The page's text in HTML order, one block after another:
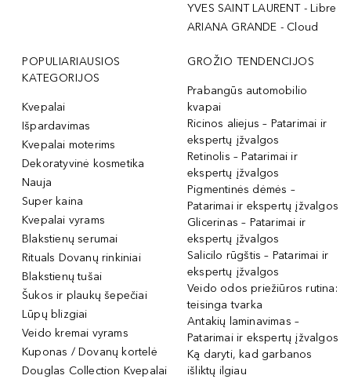
YVES SAINT LAURENT - Libre
ARIANA GRANDE - Cloud
POPULIARIAUSIOS
KATEGORIJOS
Kvepalai
Išpardavimas
Kvepalai moterims
Dekoratyvinė kosmetika
Nauja
Super kaina
Kvepalai vyrams
Blakstienų serumai
Rituals Dovanų rinkiniai
Blakstienų tušai
Šukos ir plaukų šepečiai
Lūpų blizgiai
Veido kremai vyrams
Kuponas / Dovanų kortelė
Douglas Collection Kvepalai
GROŽIO TENDENCIJOS
Prabangūs automobilio
kvapai
Ricinos aliejus – Patarimai ir
ekspertų įžvalgos
Retinolis – Patarimai ir
ekspertų įžvalgos
Pigmentinės dėmės –
Patarimai ir ekspertų įžvalgos
Glicerinas – Patarimai ir
ekspertų įžvalgos
Salicilo rūgštis – Patarimai ir
ekspertų įžvalgos
Veido odos priežiūros rutina:
teisinga tvarka
Antakių laminavimas –
Patarimai ir ekspertų įžvalgos
Ką daryti, kad garbanos
išliktų ilgiau